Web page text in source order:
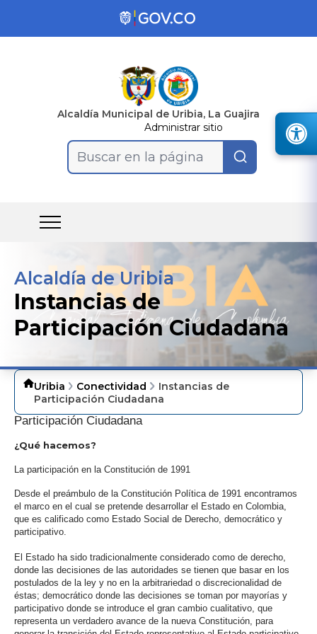
Alcaldía Municipal de Uribia, La Guajira
Administrar sitio
Buscar en la página
Alcaldía de Uribia
Instancias de
Participación Ciudadana
Uribia Conectividad
Instancias de
Participación Ciudadana
Participación Ciudadana
¿Qué hacemos?
La participación en la Constitución de 1991
Desde el preámbulo de la Constitución Política de 1991 encontramos
el marco en el cual se pretende desarrollar el Estado en Colombia,
que es calificado como Estado Social de Derecho, democrático y
participativo.
El Estado ha sido tradicionalmente considerado como de derecho,
donde las decisiones de las autoridades se tienen que basar en los
postulados de la ley y no en la arbitrariedad o discrecionalidad de
éstas; democrático donde las decisiones se toman por mayorías y
participativo donde se introduce el gran cambio cualitativo, que
representa un verdadero avance de la nueva Constitución, para